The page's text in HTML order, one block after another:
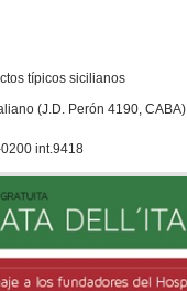
típicos sicilianos
(J.D. Perón 4190, CABA)
int.9418